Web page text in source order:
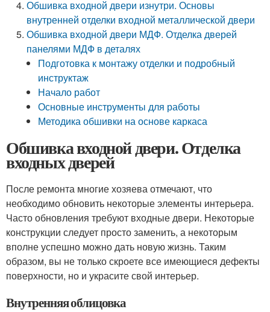
Обшивка входной двери изнутри. Основы
внутренней отделки входной металлической двери
Обшивка входной двери МДФ. Отделка дверей
панелями МДФ в деталях
Подготовка к монтажу отделки и подробный
инструктаж
Начало работ
Основные инструменты для работы
Методика обшивки на основе каркаса
Обшивка входной двери. Отделка
входных дверей
После ремонта многие хозяева отмечают, что
необходимо обновить некоторые элементы интерьера.
Часто обновления требуют входные двери. Некоторые
конструкции следует просто заменить, а некоторым
вполне успешно можно дать новую жизнь. Таким
образом, вы не только скроете все имеющиеся дефекты
поверхности, но и украсите свой интерьер.
Внутренняя облицовка